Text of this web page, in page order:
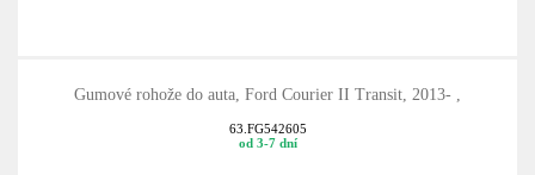
Gumové rohože do auta, Ford Courier II Transit, 2013- ,
63.FG542605
od 3-7 dní